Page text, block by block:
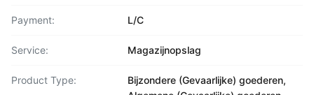
Payment: L/C
Service: Magazijnopslag
Product Type:
Bijzondere (Gevaarlijke) goederen,